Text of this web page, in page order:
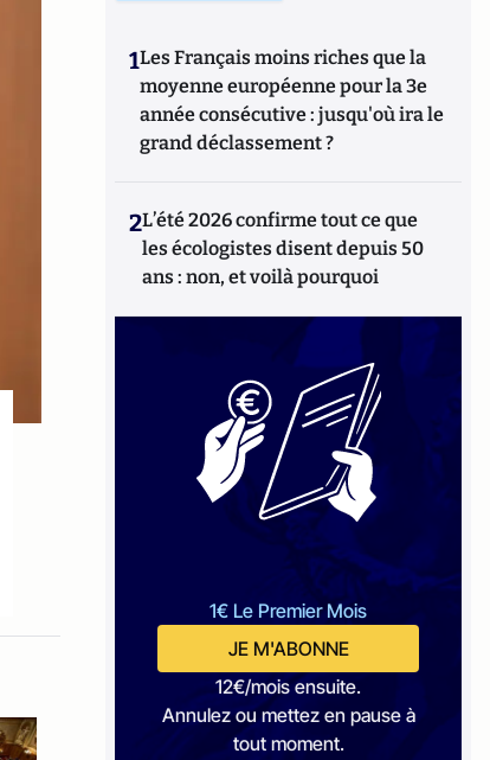
1Les Français moins riches que la
moyenne européenne pour la 3e
année consécutive : jusqu'où ira le
grand déclassement ?
2L’été 2026 confirme tout ce que
les écologistes disent depuis 50
ans : non, et voilà pourquoi
1€ Le Premier Mois
JE M'ABONNE
12€/mois ensuite.
Annulez ou mettez en pause à
tout moment.